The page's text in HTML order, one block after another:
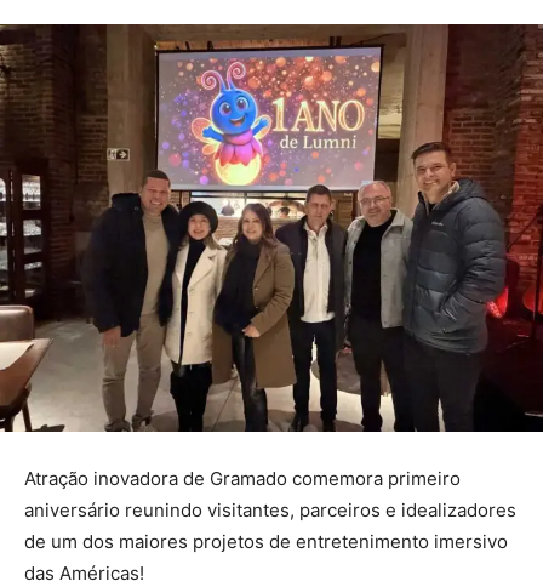
Atração inovadora de Gramado comemora primeiro
aniversário reunindo visitantes, parceiros e idealizadores
de um dos maiores projetos de entretenimento imersivo
das Américas!